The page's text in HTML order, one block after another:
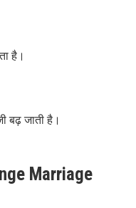
है।
बढ़ जाती है।
Marriage